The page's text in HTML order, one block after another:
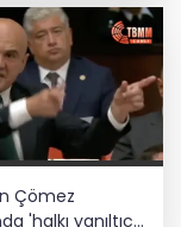
açık ara
oldu?
Gürsel
Çömez
'halkı yanıltıcı